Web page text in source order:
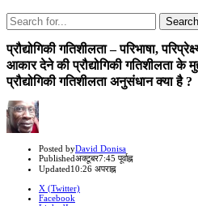
Search
Search
for:
प्रौद्योगिकी गतिशीलता – परिभाषा,
आकार देने की प्रौद्योगिकी गतिशीलता के
प्रौद्योगिकी गतिशीलता अनुसंधान क्या है ?
Author
Posted byDavid Donisa
Publishedअक्टूबर7:45 पूर्वाह्न
Updated10:26 अपराह्न
X (Twitter)
Facebook